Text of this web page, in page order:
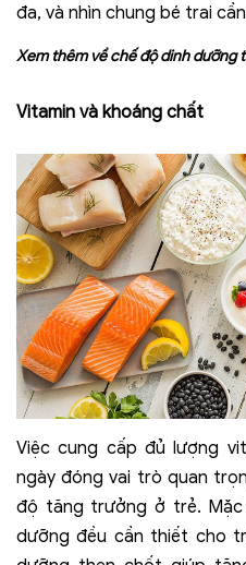
đa, và nhìn chung bé trai
Xem thêm về chế độdinh dưỡng
Vitamin và khoáng chất
Việc cung cấp đủ lượng
ngày đóng vai trò quan
độ tăng trưởng ở trẻ.
dưỡng đều cần thiết cho